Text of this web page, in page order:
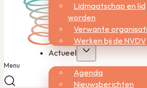
Lidmaatschap en lid
worden
Verwante
Werken bij de NVDV
Actueel
Agenda
Nieuwsberichten
Menu